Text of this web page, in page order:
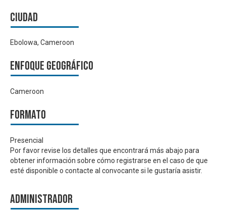
Ciudad
Ebolowa, Cameroon
Enfoque geográfico
Cameroon
Formato
Presencial
Por favor revise los detalles que encontrará más abajo para
obtener información sobre cómo registrarse en el caso de que
esté disponible o contacte al convocante si le gustaría asistir.
Administrador